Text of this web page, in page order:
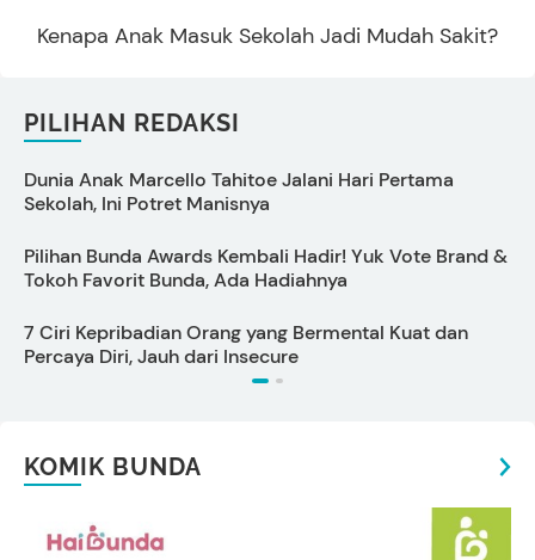
Kenapa Anak Masuk Sekolah Jadi Mudah Sakit?
PILIHAN REDAKSI
Dunia Anak Marcello Tahitoe Jalani Hari Pertama
Sekolah, Ini Potret Manisnya
Pilihan Bunda Awards Kembali Hadir! Yuk Vote Brand &
Tokoh Favorit Bunda, Ada Hadiahnya
7 Ciri Kepribadian Orang yang Bermental Kuat dan
Percaya Diri, Jauh dari Insecure
KOMIK BUNDA